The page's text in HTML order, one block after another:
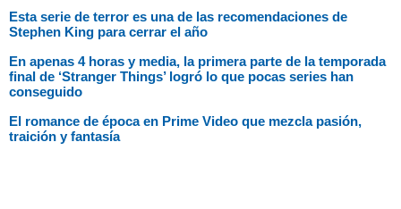
Esta serie de terror es una de las recomendaciones de
Stephen King para cerrar el año
En apenas 4 horas y media, la primera parte de la temporada
final de ‘Stranger Things’ logró lo que pocas series han
conseguido
El romance de época en Prime Video que mezcla pasión,
traición y fantasía